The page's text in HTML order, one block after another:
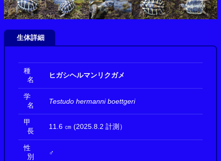
生体詳細
種
名
ヒガシヘルマンリクガメ
学
名
Testudo hermanni boettgeri
甲
長
11.6 ㎝ (2025.8.2 計測）
性
別
♂